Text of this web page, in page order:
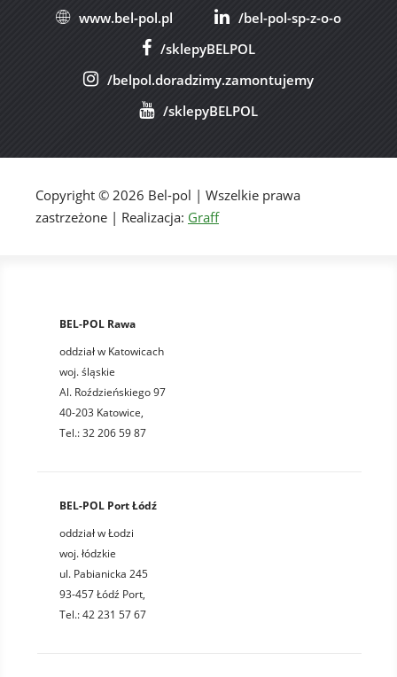
www.bel-pol.pl
/bel-pol-sp-z-o-o
/sklepyBELPOL
/belpol.doradzimy.zamontujemy
/sklepyBELPOL
Copyright © 2026 Bel-pol | Wszelkie prawa
zastrzeżone | Realizacja: Graff
BEL-POL Rawa
oddział w Katowicach
woj. śląskie
Al. Roździeńskiego 97
40-203 Katowice,
Tel.: 32 206 59 87
BEL-POL Port Łódź
oddział w Łodzi
woj. łódzkie
ul. Pabianicka 245
93-457 Łódź Port,
Tel.: 42 231 57 67